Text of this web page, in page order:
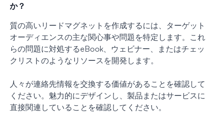
か？
質の高いリードマグネットを作成するには、ターゲット
オーディエンスの主な関心事や問題を特定します。これ
らの問題に対処するeBook、ウェビナー、またはチェッ
クリストのようなリソースを開発します。
人々が連絡先情報を交換する価値があることを確認して
ください。魅力的にデザインし、製品またはサービスに
直接関連していることを確認してください。